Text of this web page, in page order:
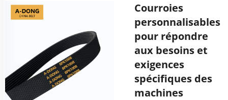
Courroies
personnalisables
pour répondre
aux besoins et
exigences
spécifiques des
machines